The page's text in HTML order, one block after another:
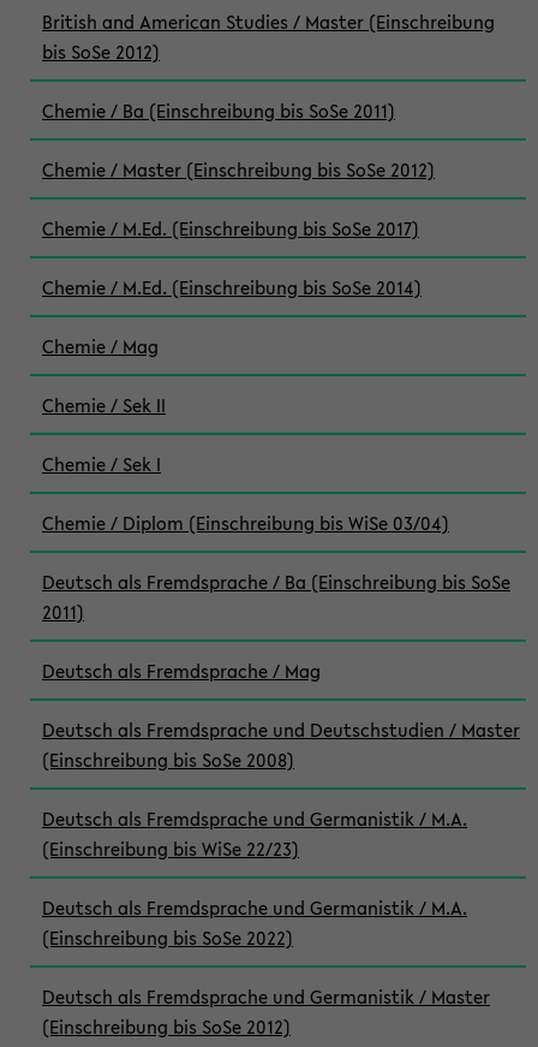
British and American Studies / Master (Einschreibung
bis SoSe 2012)
Chemie / Ba (Einschreibung bis SoSe 2011)
Chemie / Master (Einschreibung bis SoSe 2012)
Chemie / M.Ed. (Einschreibung bis SoSe 2017)
Chemie / M.Ed. (Einschreibung bis SoSe 2014)
Chemie / Mag
Chemie / Sek II
Chemie / Sek I
Chemie / Diplom (Einschreibung bis WiSe 03/04)
Deutsch als Fremdsprache / Ba (Einschreibung bis SoSe
2011)
Deutsch als Fremdsprache / Mag
Deutsch als Fremdsprache und Deutschstudien / Master
(Einschreibung bis SoSe 2008)
Deutsch als Fremdsprache und Germanistik / M.A.
(Einschreibung bis WiSe 22/23)
Deutsch als Fremdsprache und Germanistik / M.A.
(Einschreibung bis SoSe 2022)
Deutsch als Fremdsprache und Germanistik / Master
(Einschreibung bis SoSe 2012)